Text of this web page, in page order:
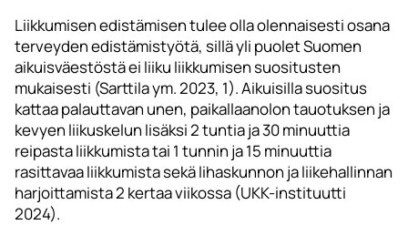
Liikkumisen edistämisen tulee olla olennaisesti osana
terveyden edistämistyötä, sillä yli puolet Suomen
aikuisväestöstä ei liiku liikkumisen suositusten
mukaisesti (Sarttila ym. 2023, 1). Aikuisilla suositus
kattaa palauttavan unen, paikallaanolon tauotuksen ja
kevyen liikuskelun lisäksi 2 tuntia ja 30 minuuttia
reipasta liikkumista tai 1 tunnin ja 15 minuuttia
rasittavaa liikkumista sekä lihaskunnon ja liikehallinnan
harjoittamista 2 kertaa viikossa (UKK-instituutti
2024).